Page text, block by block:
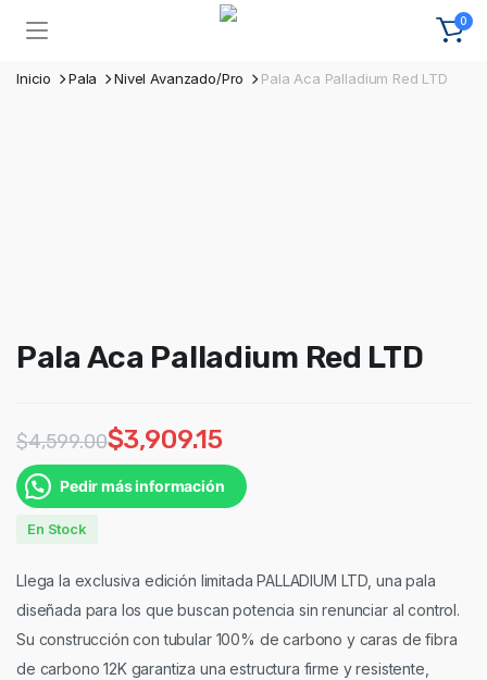
0
Inicio Pala Nivel Avanzado/Pro Pala Aca Palladium Red LTD
Pala Aca Palladium Red LTD
$4,599.00$3,909.15
Pedir más información
En Stock
Llega la exclusiva edición limitada PALLADIUM LTD, una pala
diseñada para los que buscan potencia sin renunciar al control.
Su construcción con tubular 100% de carbono y caras de fibra
de carbono 12K garantiza una estructura firme y resistente,